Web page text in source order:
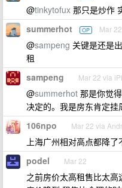
@tinkytofux 那只是炒作
summerhot OP Mar 22
@sampeng 关键是还是
租
sampeng Mar 22 via
@summerhot 那是你觉
决定的。我是房东肯定挂
106npo Mar 22 via
上海广州相对高点都降
podel Mar 22
之前房价太高租售比太高